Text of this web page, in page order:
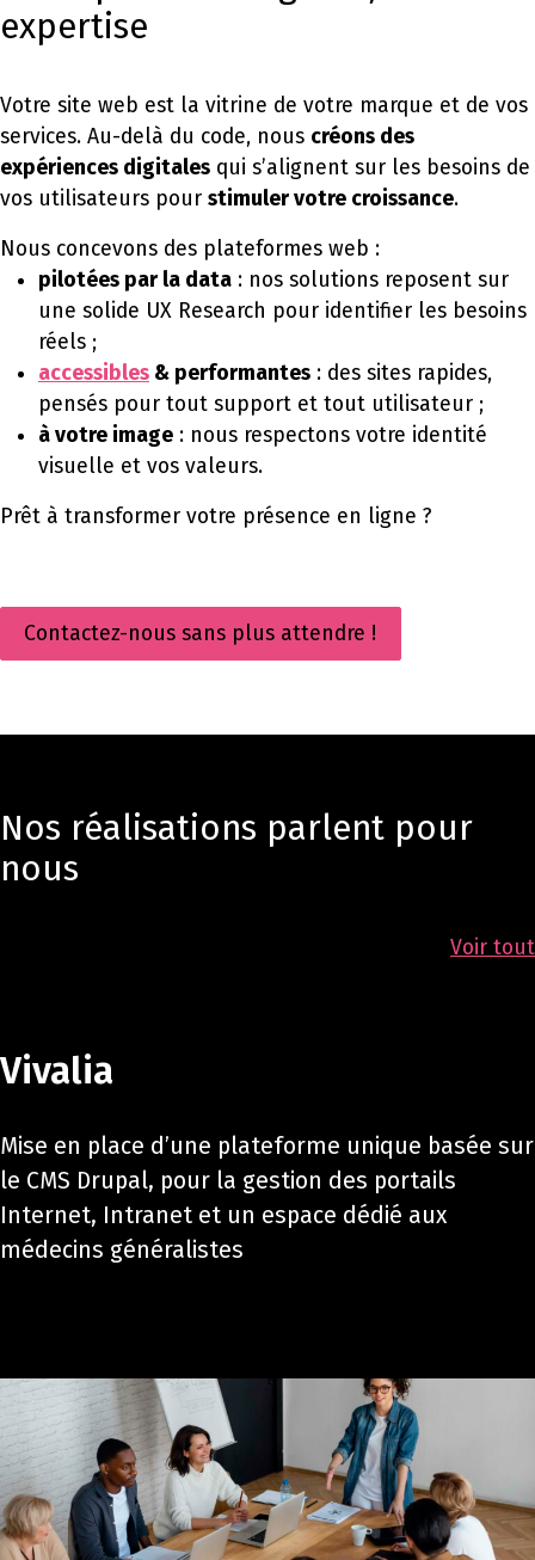
expertise
Votre site web est la vitrine de votre marque et de vos
services. Au-delà du code, nous créons des
expériences digitales qui s’alignent sur les besoins de
vos utilisateurs pour stimuler votre croissance.
Nous concevons des plateformes web :
pilotées par la data : nos solutions reposent sur
une solide UX Research pour identifier les besoins
réels ;
accessibles & performantes : des sites rapides,
pensés pour tout support et tout utilisateur ;
à votre image : nous respectons votre identité
visuelle et vos valeurs.
Prêt à transformer votre présence en ligne ?
Contactez-nous sans plus attendre !
Nos réalisations parlent pour
nous
Voir tout
Vivalia
Mise en place d’une plateforme unique basée sur
le CMS Drupal, pour la gestion des portails
Internet, Intranet et un espace dédié aux
médecins généralistes